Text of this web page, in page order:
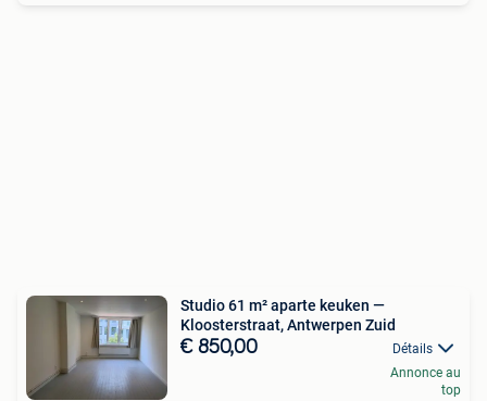
Studio 61 m² aparte keuken —
Kloosterstraat, Antwerpen Zuid
€ 850,00 Détails
Annonce au
top